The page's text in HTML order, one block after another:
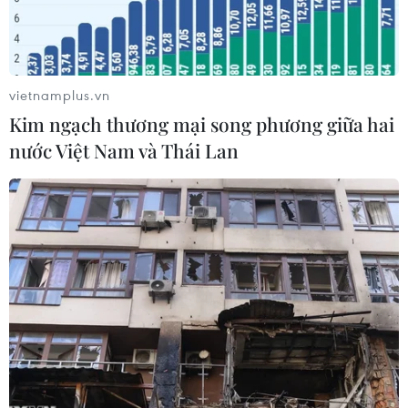
Arabia, Syria (B), Hàn Quốc, Uzbekistan (C), UAE
và Jordan (D).
U23 UAE và U23 Jordan dắt tay nhau vào tứ kết. (Nguồn: AFC)
Sau lượt trận cuối cùng của bảng D, tứ kết vòng
chung kết U23 châu Á 2020 đã chính thức xác
định xong 8 đội bóng xuất sắc nhất góp mặt.
Ở loạt trận tối 16/1, U23 UAE và U23 Jordan đã
vietnamplus.vn
Kim ngạch thương mại song phương giữa hai
nước Việt Nam và Thái Lan